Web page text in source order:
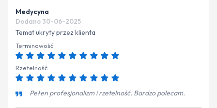
Medycyna
Dodano 30-06-2025
Temat ukryty przez klienta
Terminowość
Rzetelność
Pełen profesjonalizm i rzetelność. Bardzo polecam.